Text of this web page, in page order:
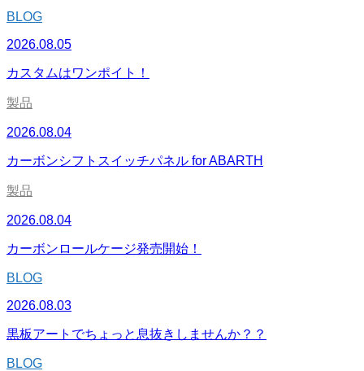
BLOG
2026.08.05
カスタムはワンポイト！
製品
2026.08.04
カーボンシフトスイッチパネル for ABARTH
製品
2026.08.04
カーボンロールケージ発売開始！
BLOG
2026.08.03
黒板アートでちょっと息抜きしませんか？？
BLOG